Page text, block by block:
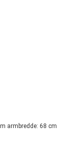
armbredde: 68 cm